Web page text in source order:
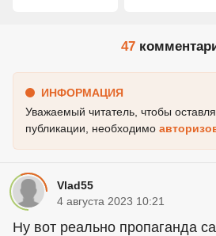
47
ИНФОРМАЦИЯ
Уважаемый читатель, чтобы
публикации, необходимо
Vlad55
4 августа 2023 10:21
Ну вот реально пропаганда